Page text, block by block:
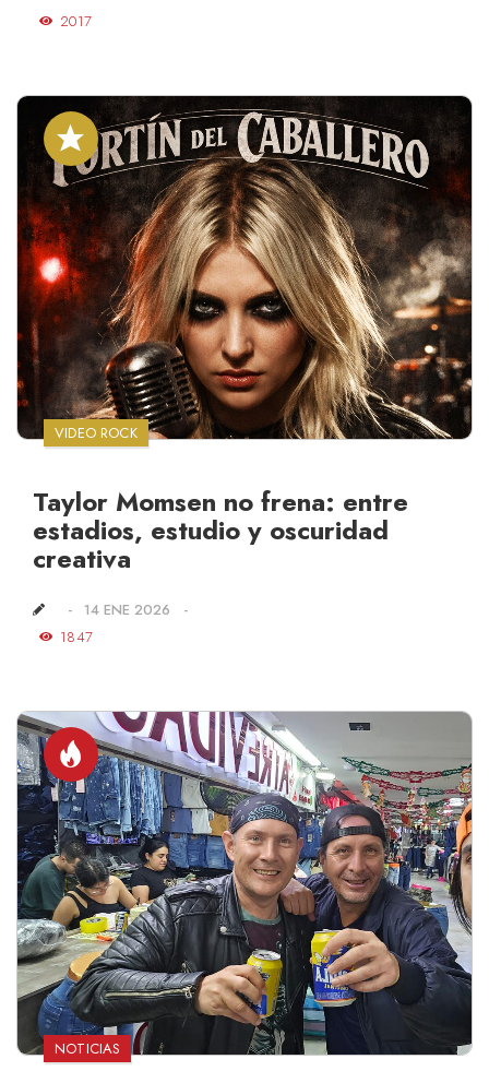
2017
VIDEO ROCK
Taylor Momsen no frena: entre
estadios, estudio y oscuridad
creativa
14 ENE 2026
1847
NOTICIAS